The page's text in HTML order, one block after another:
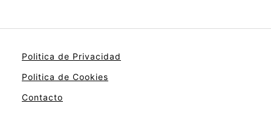
Politica de Privacidad
Politica de Cookies
Contacto